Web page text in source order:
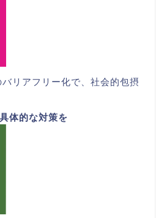
リアフリー化で、社会的包摂
体的な対策を